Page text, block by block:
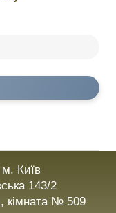
Київ
143/2
кімната № 509